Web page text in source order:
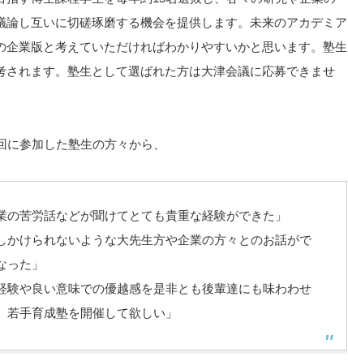
し互いに切磋琢磨する機会を提供します。未来のアカデミア
企業版と考えていただければわかりやすいかと思います。塾生
されます。塾生として選ばれた方は大津会議に応募できませ
参加した塾生の方々から、
の苦労話などが聞けてとても貴重な経験ができた」
かけられないような大先生方や企業の方々とのお話がで
た」
験や良い意味での優越感を是非とも後輩達にも味わわせ
手育成塾を開催して欲しい」